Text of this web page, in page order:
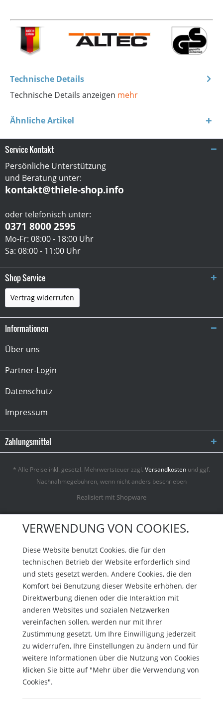
Technische Details
Technische Details anzeigen mehr
Ähnliche Artikel
Service Kontakt
Persönliche Unterstützung
und Beratung unter:
kontakt@thiele-shop.info
oder telefonisch unter:
0371 8000 2595
Mo-Fr: 08:00 - 18:00 Uhr
Sa: 08:00 - 11:00 Uhr
Shop Service
Vertrag widerrufen
Informationen
Über uns
Partner-Login
Datenschutz
Impressum
Zahlungsmittel
* Alle Preise inkl. gesetzl. Mehrwertsteuer zzgl. Versandkosten und ggf.
Nachnahmegebühren, wenn nicht anders beschrieben
Realisiert mit Shopware
VERWENDUNG VON COOKIES.
Diese Website benutzt Cookies, die für den
technischen Betrieb der Website erforderlich sind
und stets gesetzt werden. Andere Cookies, die den
Komfort bei Benutzung dieser Website erhöhen, der
Direktwerbung dienen oder die Interaktion mit
anderen Websites und sozialen Netzwerken
vereinfachen sollen, werden nur mit Ihrer
Zustimmung gesetzt. Um Ihre Einwilligung jederzeit
zu widerrufen, Ihre Einstellungen zu ändern und für
weitere Informationen über die Nutzung von Cookies
klicken Sie bitte auf "Mehr über die Verwendung von
Cookies".